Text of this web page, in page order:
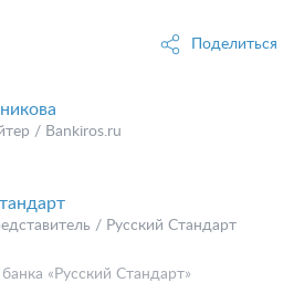
Поделиться
/ Bankiros.ru
/ Русский Стандарт
«Русский Стандарт»